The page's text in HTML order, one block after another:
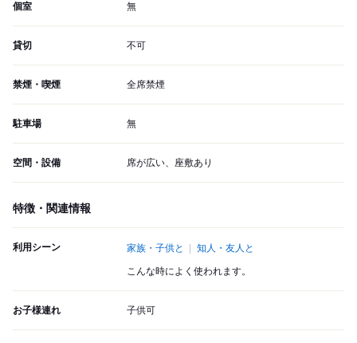
個室 無
貸切 不可
禁煙・喫煙 全席禁煙
駐車場 無
空間・設備 席が広い、座敷あり
特徴・関連情報
利用シーン 家族・子供と 知人・友人と
こんな時によく使われます。
お子様連れ 子供可